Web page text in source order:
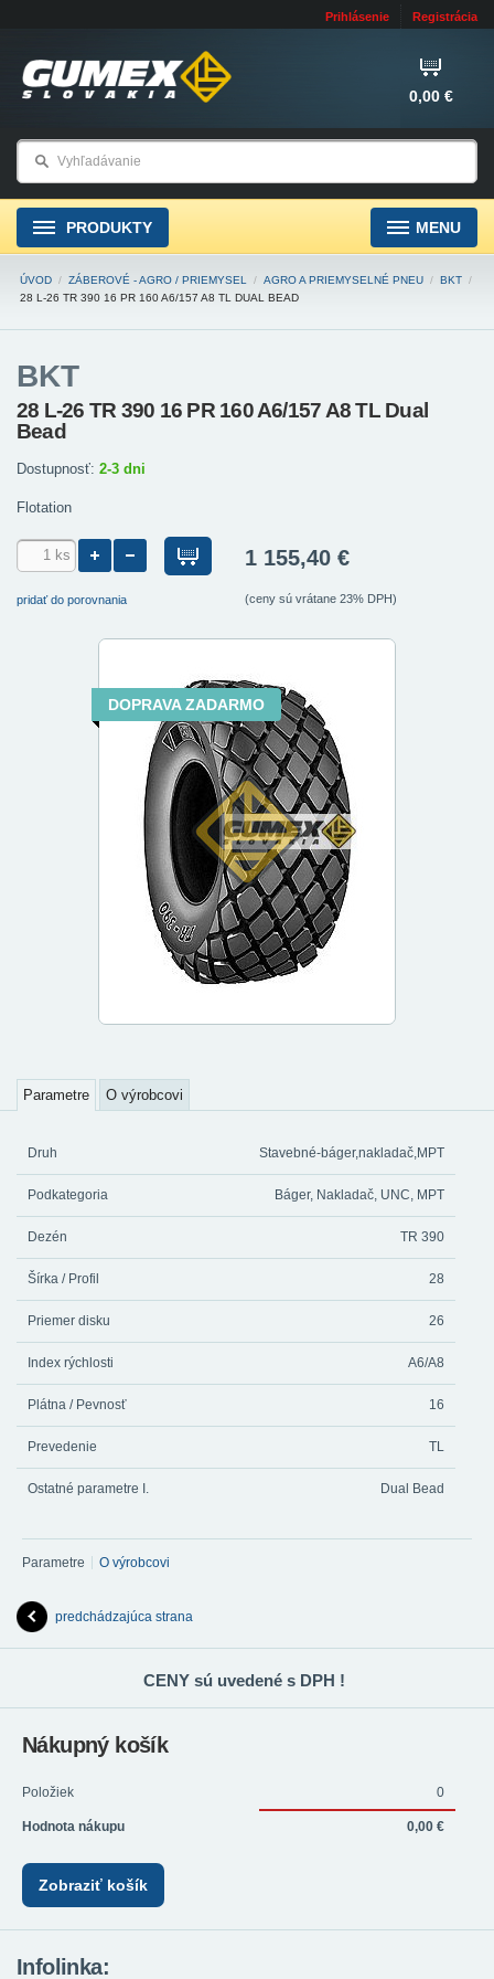
Prihlásenie Registrácia
0,00 €
PRODUKTY MENU
ÚVOD / ZÁBEROVÉ - AGRO / PRIEMYSEL / AGRO A PRIEMYSELNÉ PNEU / BKT /
28 L-26 TR 390 16 PR 160 A6/157 A8 TL DUAL BEAD
BKT
28 L-26 TR 390 16 PR 160 A6/157 A8 TL Dual
Bead
Dostupnosť: 2-3 dni
Flotation
pridať do porovnania
1 155,40 €
(ceny sú vrátane 23% DPH)
DOPRAVA ZADARMO
Parametre O výrobcovi
Druh Stavebné-báger,nakladač,MPT
Podkategoria Báger, Nakladač, UNC, MPT
Dezén TR 390
Šírka / Profil 28
Priemer disku 26
Index rýchlosti A6/A8
Plátna / Pevnosť 16
Prevedenie TL
Ostatné parametre I. Dual Bead
Parametre O výrobcovi
predchádzajúca strana
CENY sú uvedené s DPH !
Nákupný košík
Položiek 0
Hodnota nákupu 0,00 €
Zobraziť košík
Infolinka: